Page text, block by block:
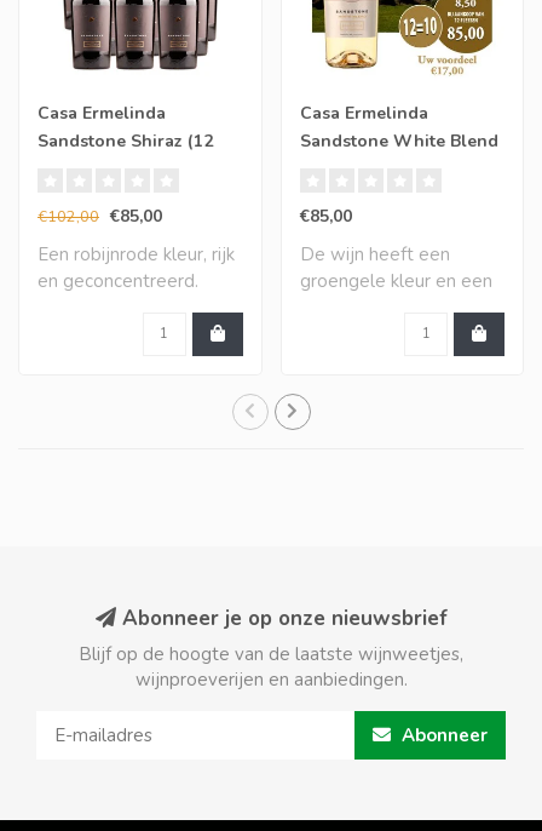
Casa Ermelinda
Sandstone Shiraz (12
€102,00 €85,00
Een robijnrode kleur, rijk
en geconcentreerd.
Casa Ermelinda
Sandstone White Blend
€85,00
De wijn heeft een
groengele kleur en een
expressief aroma wa..
Abonneer je op onze nieuwsbrief
Blijf op de hoogte van de laatste wijnweetjes,
wijnproeverijen en aanbiedingen.
Abonneer